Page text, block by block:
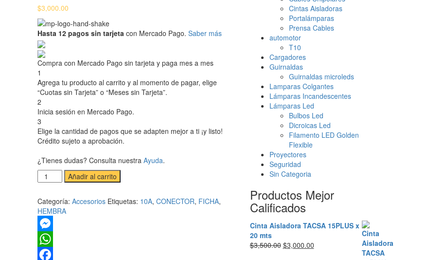
$3,000.00
Hasta 12 pagos sin tarjetacon Mercado Pago. Saber más
Compra con Mercado Pago sin tarjeta y paga mes a mes
1
Agrega tu producto al carrito y al momento de pagar, elige
“Cuotas sin Tarjeta” o “Meses sin Tarjeta”.
2
Inicia sesión en Mercado Pago.
3
Elige la cantidad de pagos que se adapten mejor a ti ¡y listo!
Crédito sujeto a aprobación.
¿Tienes dudas? Consulta nuestra Ayuda.
Ficha
Hembra
Patas
10A
cantidad
Añadir al carrito
Categoría: Accesorios Etiquetas: 10A, CONECTOR, FICHA,
HEMBRA
Messenger
WhatsApp
Cintas Aisladoras
Portalámparas
Prensa Cables
automotor
T10
Cargadores
Guirnaldas
Guirnaldas microleds
Lamparas Colgantes
Lámparas Incandescentes
Lámparas Led
Bulbos Led
Dicroicas Led
Filamento LED Golden
Flexible
Proyectores
Seguridad
Sin Categoria
Productos Mejor
Calificados
Cinta Aisladora TACSA 15PLUS x
20 mts
$3,500.00 El
$3,000.00El